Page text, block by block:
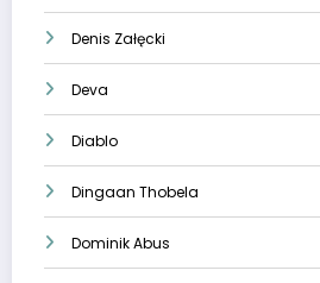
Denis Załęcki
Deva
Diablo
Dingaan Thobela
Dominik Abus